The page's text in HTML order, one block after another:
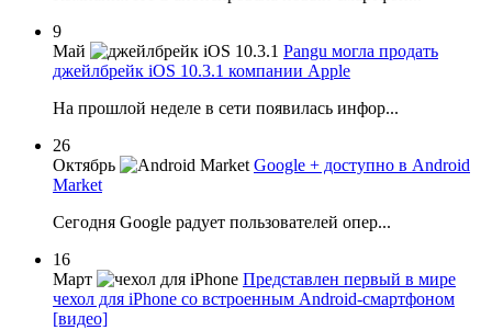
9
Май
Pangu могла продать
джейлбрейк iOS 10.3.1 компании Apple
На прошлой неделе в сети появилась инфор...
26
Октябрь
Google + доступно в Android
Market
Сегодня Google радует пользователей опер...
16
Март
Представлен первый в мире
чехол для iPhone со встроенным Android-смартфоном
[видео]